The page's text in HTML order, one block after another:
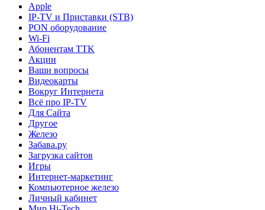
Apple
IP-TV и Приставки (STB)
PON оборудование
Wi-Fi
Абонентам TTK
Акции
Ваши вопросы
Видеокарты
Вокруг Интернета
Всё про IP-TV
Для Сайта
Другое
Железо
Забава.ру
Загрузка сайтов
Игры
Интернет-маркетинг
Компьютерное железо
Личный кабинет